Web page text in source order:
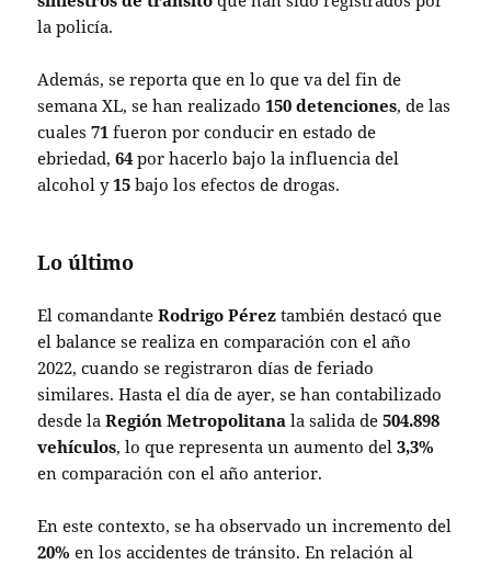
la policía.
Además, se reporta que en lo que va del fin de
semana XL, se han realizado150 detenciones, de las
cuales71 fueron por conducir en estado de
ebriedad,64 por hacerlo bajo la influencia del
alcohol y15 bajo los efectos de drogas.
Lo último
El comandanteRodrigo Pérez también destacó que
el balance se realiza en comparación con el año
2022, cuando se registraron días de feriado
similares. Hasta el día de ayer, se han contabilizado
desde laRegión Metropolitana la salida de504.898
vehículos, lo que representa un aumento del3,3%
en comparación con el año anterior.
En este contexto, se ha observado un incremento del
20% en los accidentes de tránsito. En relación al